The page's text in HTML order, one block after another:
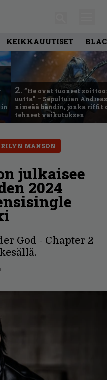
KEIKKAUUTISET
2. ”He ovat tuoneet
uutta” – Sepulturan
nimeää bändin, jonka riffit
tehneet vaikutuksen
MANSON
julkaisee
2024
God - Chapter 2